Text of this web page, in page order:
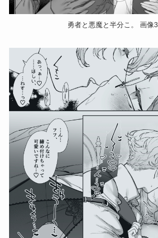
勇者と悪魔と半分こ。 画像3